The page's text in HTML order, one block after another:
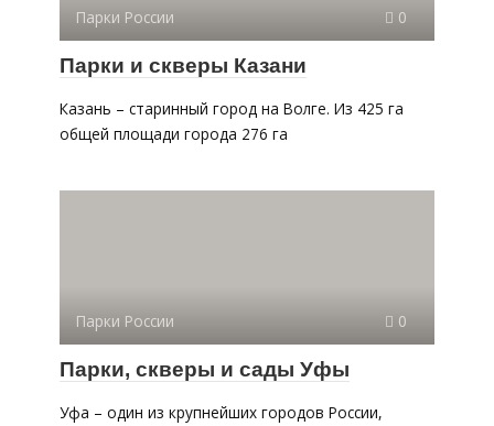
Парки России 0
Парки и скверы Казани
Казань – старинный город на Волге. Из 425 га
общей площади города 276 га
Парки России 0
Парки, скверы и сады Уфы
Уфа – один из крупнейших городов России,